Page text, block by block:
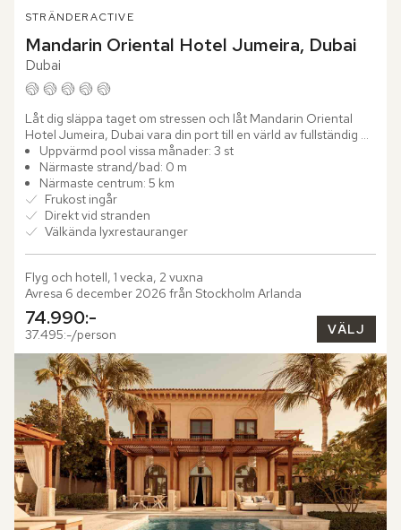
STRÄNDERACTIVE
Mandarin Oriental Hotel Jumeira, Dubai
Dubai
Låt dig släppa taget om stressen och låt Mandarin Oriental
Hotel Jumeira, Dubai vara din port till en värld av fullständig
harmoni. Här vid strandens kant och bara ett stenkast...
Uppvärmd pool vissa månader: 3 st
Närmaste strand/bad: 0 m
Närmaste centrum: 5 km
Frukost ingår
Direkt vid stranden
Välkända lyxrestauranger
Flyg och hotell, 1 vecka, 2 vuxna
Avresa 6 december 2026 från Stockholm Arlanda
74.990:-
37.495:-/person VÄLJ